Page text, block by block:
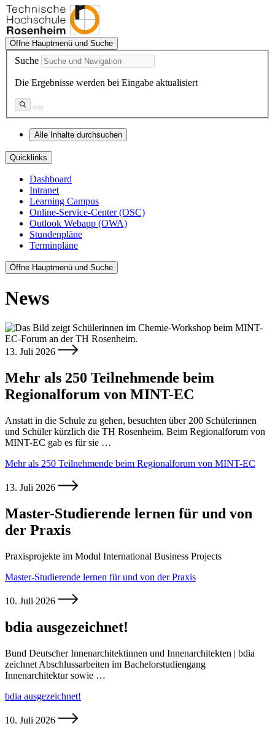
Öffne Hauptmenü und Suche
Suche
Die Ergebnisse werden bei Eingabe aktualisiert
Alle Inhalte durchsuchen
Quicklinks
Dashboard
Intranet
Learning Campus
Online-Service-Center (OSC)
Outlook Webapp (OWA)
Stundenpläne
Terminpläne
Öffne Hauptmenü und Suche
News
13. Juli 2026
Mehr als 250 Teilnehmende beim
Regionalforum von MINT-EC
Anstatt in die Schule zu gehen, besuchten über 200 Schülerinnen
und Schüler kürzlich die TH Rosenheim. Beim Regionalforum von
MINT-EC gab es für sie …
Mehr als 250 Teilnehmende beim Regionalforum von MINT-EC
13. Juli 2026
Master-Studierende lernen für und von
der Praxis
Praxisprojekte im Modul International Business Projects
Master-Studierende lernen für und von der Praxis
10. Juli 2026
bdia ausgezeichnet!
Bund Deutscher Innenarchitektinnen und Innenarchitekten | bdia
zeichnet Abschlussarbeiten im Bachelorstudiengang
Innenarchitektur sowie …
bdia ausgezeichnet!
10. Juli 2026